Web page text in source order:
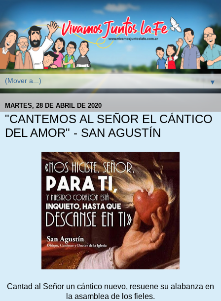
▼
MARTES, 28 DE ABRIL DE 2020
"CANTEMOS AL SEÑOR EL CÁNTICO
DEL AMOR" - SAN AGUSTÍN
Cantad al Señor un cántico nuevo, resuene su alabanza en
la asamblea de los fieles.